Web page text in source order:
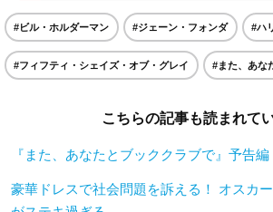
#ビル・ホルダーマン #ジェーン・フォンダ #ハ
#フィフティ・シェイズ・オブ・グレイ #また、あな
こちらの記事も読まれて
『また、あなたとブッククラブで』予告編
豪華ドレスで社会問題を訴える！ オスカ